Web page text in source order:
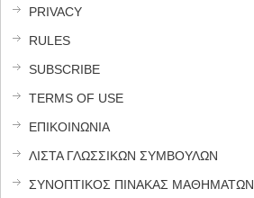
PRIVACY
RULES
SUBSCRIBE
TERMS OF USE
ΕΠΙΚΟΙΝΩΝΙΑ
ΛΙΣΤΑ ΓΛΩΣΣΙΚΩΝ ΣΥΜΒΟΥΛΩΝ
ΣΥΝΟΠΤΙΚΟΣ ΠΙΝΑΚΑΣ ΜΑΘΗΜΑΤΩΝ